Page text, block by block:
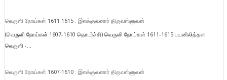
வெருளி நோய்கள் 1611-1615 : இலக்குவனார் திருவள்ளுவன்
(வெருளி நோய்கள் 1607-1610 தொடர்ச்சி) வெருளி நோய்கள் 1611-1615 பயனிலித்தள
வெருளி -...
வெருளி நோய்கள் 1607-1610 : இலக்குவனார் திருவள்ளுவன்